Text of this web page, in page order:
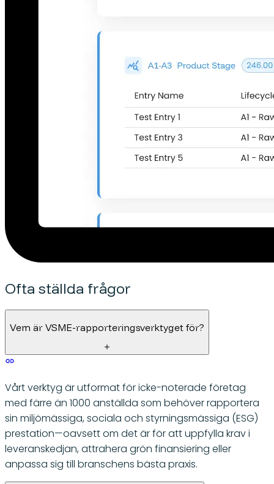
Ofta ställda frågor
Vem är VSME-rapporteringsverktyget för?
Vårt verktyg är utformat för icke-noterade företag
med färre än 1000 anställda som behöver rapportera
sin miljömässiga, sociala och styrningsmässiga (ESG)
prestation—oavsett om det är för att uppfylla krav i
leveranskedjan, attrahera grön finansiering eller
anpassa sig till branschens bästa praxis.